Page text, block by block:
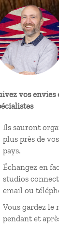
vos envies
Ils sauront
plus près de
pays.
Échangez en
studios
email ou
Vous gardez
pendant et